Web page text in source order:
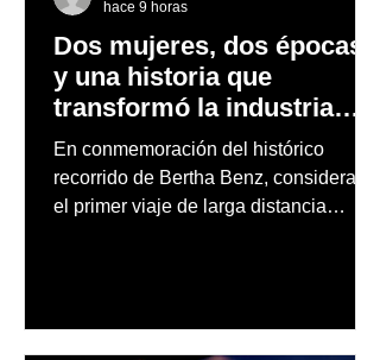
Dos mujeres, dos épocas
y una historia que
transformó la industria
automotriz
En conmemoración del histórico
recorrido de Bertha Benz, considerado
el primer viaje de larga distancia
hace 9 horas